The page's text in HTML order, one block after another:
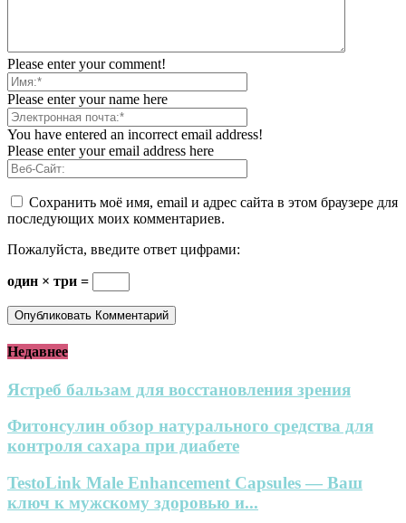
Please enter your comment!
Please enter your name here
You have entered an incorrect email address!
Please enter your email address here
Сохранить моё имя, email и адрес сайта в этом браузере для
последующих моих комментариев.
Пожалуйста, введите ответ цифрами:
один × три =
Недавнее
Ястреб бальзам для восстановления зрения
Фитонсулин обзор натурального средства для
контроля сахара при диабете
TestoLink Male Enhancement Capsules — Ваш
ключ к мужскому здоровью и...